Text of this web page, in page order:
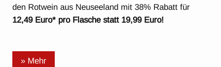
den Rotwein aus Neuseeland mit 38% Rabatt für
12,49 Euro* pro Flasche statt 19,99 Euro!
» Mehr